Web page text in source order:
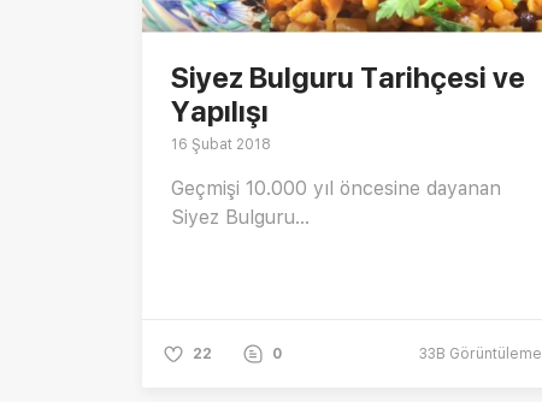
Siyez Bulguru Tarihçesi ve
Yapılışı
16 Şubat 2018
Geçmişi 10.000 yıl öncesine dayanan
Siyez Bulguru...
22 0 33B Görüntüleme